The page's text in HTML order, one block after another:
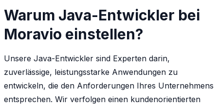
Warum Java-Entwickler bei
Moravio einstellen?
Unsere Java-Entwickler sind Experten darin,
zuverlässige, leistungsstarke Anwendungen zu
entwickeln, die den Anforderungen Ihres Unternehmens
entsprechen. Wir verfolgen einen kundenorientierten